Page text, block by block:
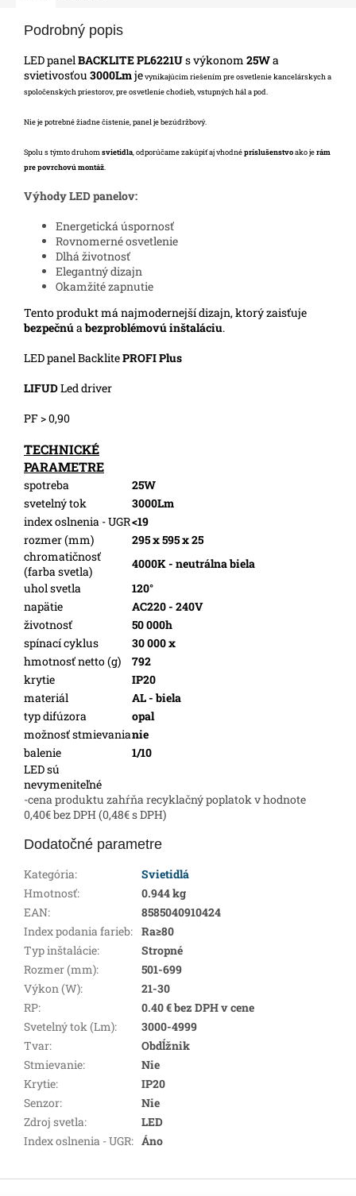
Podrobný popis
LED panelBACKLITEPL6221Us výkonom 25Wa
svietivosťou 3000Lmjevynikajúcim riešením pre osvetlenie kancelárskych a
spoločenských priestorov, pre osvetlenie chodieb, vstupných hál a pod.
Nie je potrebné žiadne čistenie, panel je bezúdržbový.
Spolu s týmto druhomsvietidla, odporúčame zakúpiť aj vhodnépríslušenstvoako jerám
pre povrchovú montáž.
Výhody LED panelov:
Energetická úspornosť
Rovnomerné osvetlenie
Dlhá životnosť
Elegantný dizajn
Okamžité zapnutie
Tento produkt má najmodernejší dizajn, ktorý zaisťuje
bezpečnúabezproblémovú inštaláciu.
LED panel BacklitePROFI Plus
LIFUDLed driver
PF > 0,90
TECHNICKÉ
PARAMETRE
spotreba
25W
svetelný tok
3000Lm
index oslnenia - UGR<19
rozmer (mm)
295 x 595 x 25
chromatičnosť
(farba svetla)
4000K - neutrálna biela
uhol svetla
120°
napätie
AC220 - 240V
životnosť
50 000h
spínací cyklus
30 000 x
hmotnosť netto (g)
792
krytie
IP20
materiál
AL - biela
typ difúzora
opal
možnosť stmievanianie
balenie
1/10
LED sú
nevymeniteľné
-cena produktu zahŕňa recyklačný poplatok v hodnote
0,40€ bez DPH (0,48€ s DPH)
Dodatočné parametre
Kategória:
Svietidlá
Hmotnosť:
0.944 kg
EAN:
8585040910424
Index podania farieb: Ra≥80
Typ inštalácie:
Stropné
Rozmer (mm):
501-699
Výkon (W):
21-30
RP:
0.40 € bez DPH v cene
Svetelný tok (Lm):
3000-4999
Tvar:
Obdĺžnik
Stmievanie:
Nie
Krytie:
IP20
Senzor:
Nie
Zdroj svetla:
LED
Index oslnenia - UGR: Áno